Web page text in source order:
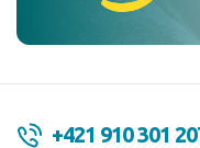
+421 910 301